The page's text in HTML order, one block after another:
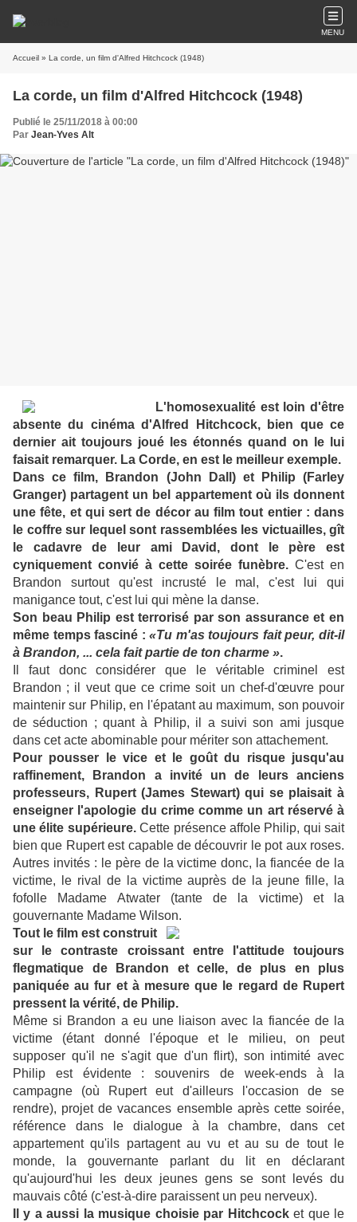
MENU
Accueil » La corde, un film d'Alfred Hitchcock (1948)
La corde, un film d'Alfred Hitchcock (1948)
Publié le 25/11/2018 à 00:00
Par Jean-Yves Alt
L'homosexualité est loin d'être
absente du cinéma d'Alfred Hitchcock, bien que ce
dernier ait toujours joué les étonnés quand on le lui
faisait remarquer. La Corde, en est le meilleur exemple.
Dans ce film, Brandon (John Dall) et Philip (Farley
Granger) partagent un bel appartement où ils donnent
une fête, et qui sert de décor au film tout entier : dans
le coffre sur lequel sont rassemblées les victuailles, gît
le cadavre de leur ami David, dont le père est
cyniquement convié à cette soirée funèbre. C'est en
Brandon surtout qu'est incrusté le mal, c'est lui qui
manigance tout, c'est lui qui mène la danse.
Son beau Philip est terrorisé par son assurance et en
même temps fasciné :«Tu m'as toujours fait peur, dit-il
à Brandon, ... cela fait partie de ton charme ».
Il faut donc considérer que le véritable criminel est
Brandon ; il veut que ce crime soit un chef-d'œuvre pour
maintenir sur Philip, en l'épatant au maximum, son pouvoir
de séduction ; quant à Philip, il a suivi son ami jusque
dans cet acte abominable pour mériter son attachement.
Pour pousser le vice et le goût du risque jusqu'au
raffinement, Brandon a invité un de leurs anciens
professeurs, Rupert (James Stewart) qui se plaisait à
enseigner l'apologie du crime comme un art réservé à
une élite supérieure.Cette présence affole Philip, qui sait
bien que Rupert est capable de découvrir le pot aux roses.
Autres invités : le père de la victime donc, la fiancée de la
victime, le rival de la victime auprès de la jeune fille, la
fofolle Madame Atwater (tante de la victime) et la
gouvernante Madame Wilson.
Tout le film est construit
sur le contraste croissant entre l'attitude toujours
flegmatique de Brandon et celle, de plus en plus
paniquée au fur et à mesure que le regard de Rupert
pressent la vérité, de Philip.
Même si Brandon a eu une liaison avec la fiancée de la
victime (étant donné l'époque et le milieu, on peut
supposer qu'il ne s'agit que d'un flirt), son intimité avec
Philip est évidente : souvenirs de week-ends à la
campagne (où Rupert eut d'ailleurs l'occasion de se
rendre), projet de vacances ensemble après cette soirée,
référence dans le dialogue à la chambre, dans cet
appartement qu'ils partagent au vu et au su de tout le
monde, la gouvernante parlant du lit en déclarant
qu'aujourd'hui les deux jeunes gens se sont levés du
mauvais côté (c'est-à-dire paraissent un peu nerveux).
Il y a aussi la musique choisie par Hitchcocket que le